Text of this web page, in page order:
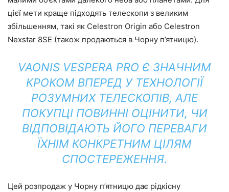
цієї мети краще підходять телескопи з великим
збільшенням, такі як Celestron Origin або Celestron
Nexstar 8SE (також продаються в Чорну п’ятницю).
VAONIS VESPERA PRO Є ЗНАЧНИМ
КРОКОМ ВПЕРЕД У ТЕХНОЛОГІЇ
РОЗУМНИХ ТЕЛЕСКОПІВ, АЛЕ
ПОКУПЦІ ПОВИННІ ОЦІНИТИ, ЧИ
ВІДПОВІДАЮТЬ ЙОГО ПЕРЕВАГИ
ЇХНІМ КОНКРЕТНИМ ЦІЛЯМ
СПОСТЕРЕЖЕННЯ.
Цей розпродаж у Чорну п’ятницю дає рідкісну